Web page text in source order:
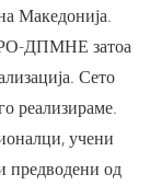
Македонија.
ДПМНЕ затоа
Сето
реализираме.
учени
предводени од